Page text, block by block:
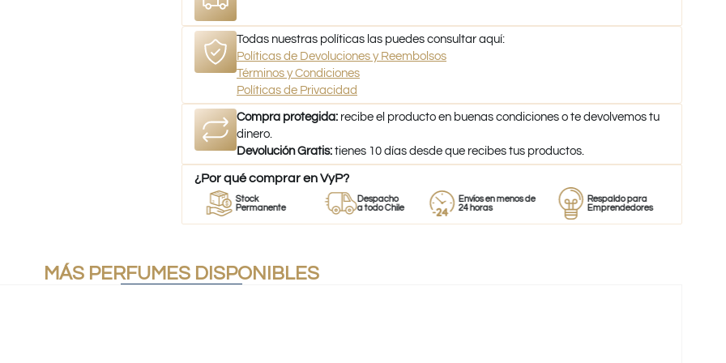
Todas nuestras políticas las puedes consultar aquí:
Políticas de Devoluciones y Reembolsos
Términos y Condiciones
Políticas de Privacidad
Compra protegida: recibe el producto en buenas condiciones o te devolvemos tu
dinero.
Devolución Gratis: tienes 10 días desde que recibes tus productos.
¿Por qué comprar en VyP?
Stock
Permanente
Despacho
a todo Chile
Envíos en menos de
24 horas
Respaldo para
Emprendedores
MÁS PERFUMES DISPONIBLES